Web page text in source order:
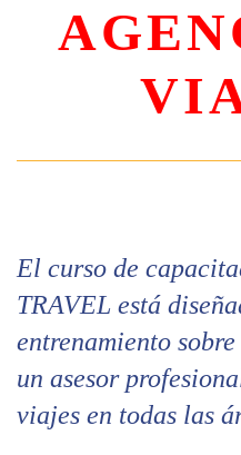
El curso de
TRAVEL está
entrenamiento
un asesor
viajes en todas las